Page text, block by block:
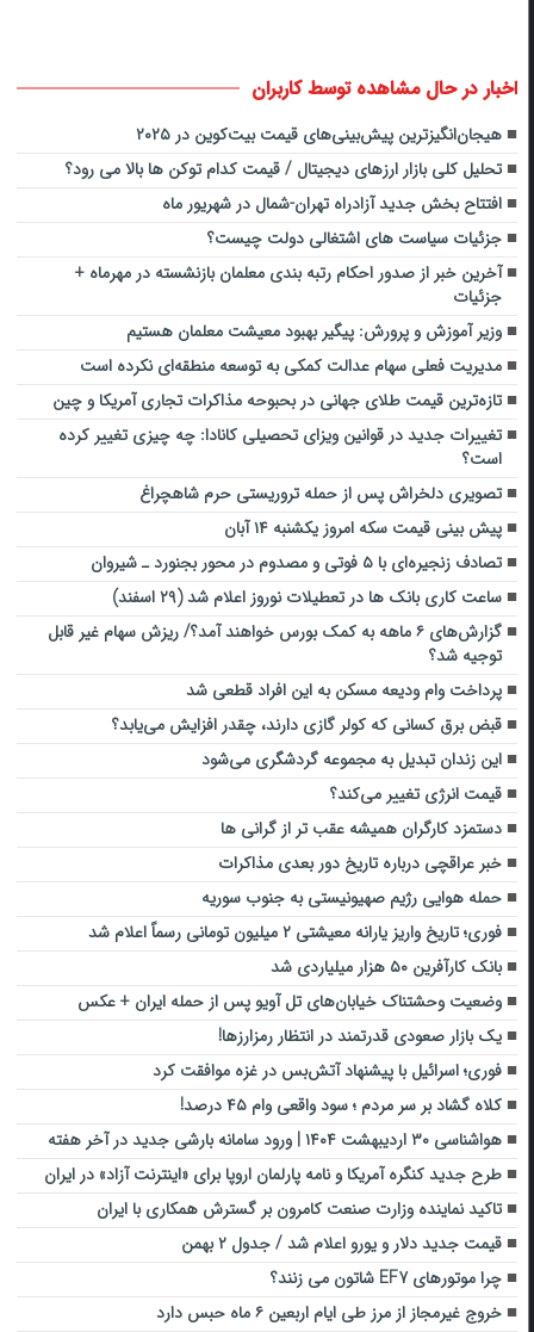
اخبار در حال مشاهده توسط کاربران
هیجان‌انگیزترین پیش‌بینی‌های قیمت بیت‌کوین در ۲۰۲۵
تحلیل کلی بازار ارزهای دیجیتال / قیمت کدام توکن ها بالا می رود؟
افتتاح بخش جدید آزادراه تهران-شمال در شهریور ماه
جزئیات سیاست های اشتغالی دولت چیست؟
آخرین خبر از صدور احکام رتبه بندی معلمان بازنشسته در مهرماه +
جزئیات
وزیر آموزش و پرورش: پیگیر بهبود معیشت معلمان هستیم
مدیریت فعلی سهام عدالت کمکی به توسعه منطقه‌ای نکرده است
تازه‌ترین قیمت طلای جهانی در بحبوحه مذاکرات تجاری آمریکا و چین
تغییرات جدید در قوانین ویزای تحصیلی کانادا: چه چیزی تغییر کرده
است؟
تصویری دلخراش پس از حمله تروریستی حرم شاهچراغ
پیش بینی قیمت سکه امروز یکشنبه ۱۴ آبان
تصادف زنجیره‌ای با ۵ فوتی و مصدوم در محور بجنورد ـ شیروان
ساعت کاری بانک ها در تعطیلات نوروز اعلام شد (۲۹ اسفند)
گزارش‌های ۶ ماهه به کمک بورس خواهند آمد؟/ ریزش سهام غیر قابل
توجیه شد؟
پرداخت وام ودیعه مسکن به این افراد قطعی شد
قبض برق کسانی که کولر گازی دارند، چقدر افزایش می‌یابد؟
این زندان تبدیل به مجموعه گردشگری می‌شود
قیمت انرژی تغییر می‌کند؟
دستمزد کارگران همیشه عقب تر از گرانی ها
خبر عراقچی درباره تاریخ دور بعدی مذاکرات
حمله هوایی رژیم صهیونیستی به جنوب سوریه
فوری؛ تاریخ واریز یارانه معیشتی ۲ میلیون تومانی رسماً اعلام شد
بانک کارآفرین ۵۰ هزار میلیاردی شد
وضعیت وحشتناک خیابان‌های تل آویو پس از حمله ایران + عکس
یک بازار صعودی قدرتمند در انتظار رمزارزها!
فوری؛ اسرائیل با پیشنهاد آتش‌بس در غزه موافقت کرد
کلاه گشاد بر سر مردم ؛ سود واقعی وام ۴۵ درصد!
هواشناسی ۳۰ اردیبهشت ۱۴۰۴ | ورود سامانه بارشی جدید در آخر هفته
طرح جدید کنگره آمریکا و نامه پارلمان اروپا برای «اینترنت آزاد» در ایران
تاکید نماینده وزارت صنعت کامرون بر گسترش همکاری با ایران
قیمت جدید دلار و یورو اعلام شد / جدول ۲ بهمن
چرا موتورهای EF7 شاتون می زنند؟
خروج غیرمجاز از مرز طی ایام اربعین ۶ ماه حبس دارد